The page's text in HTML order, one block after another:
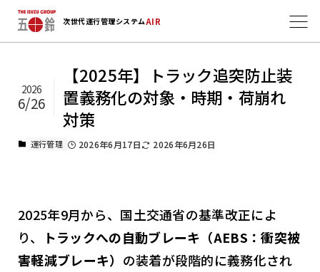
次世代運行管理システムAIR
【2025年】トラック追突防止装
置義務化の対象・時期・荷崩れ
対策
2026
6/26
運行管理 2026年6月17日 2026年6月26日
2025年9月から、国土交通省の基準改正によ
り、
トラックへの自動ブレーキ（AEBS：衝突被
害軽減ブレーキ） の装着が段階的に義務化され